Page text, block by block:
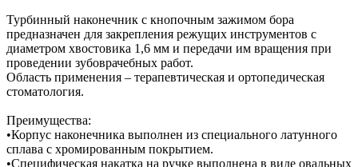
Турбинный наконечник с кнопочным зажимом бора
предназначен для закрепления режущих инструментов с
диаметром хвостовика 1,6 мм и передачи им вращения при
проведении зубоврачебных работ.
Область применения – терапевтическая и ортопедическая
стоматология.
Преимущества:
•Корпус наконечника выполнен из специального латунного
сплава с хромированным покрытием.
•Специфическая накатка на ручке выполнена в виде овальных